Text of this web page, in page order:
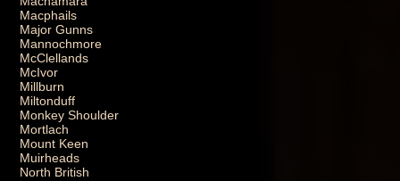
Macphails
Major Gunns
Mannochmore
McClellands
McIvor
Millburn
Miltonduff
Monkey Shoulder
Mortlach
Mount Keen
Muirheads
North British